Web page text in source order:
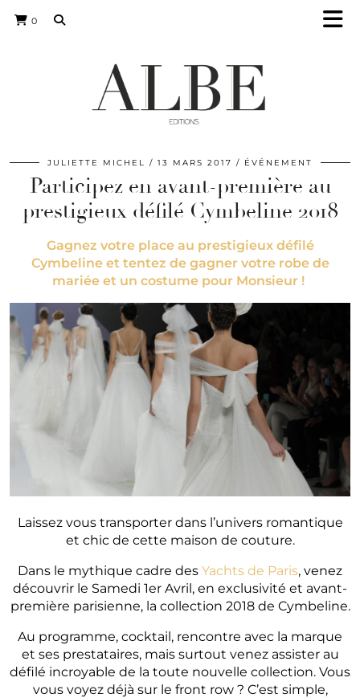
0
JULIETTE MICHEL 13 MARS 2017 ÉVÉNEMENT
Participez en avant-première au
prestigieux défilé Cymbeline 2018
Gagnez votre place au prestigieux défilé
Cymbeline et tentez de gagner votre robe de
mariée et un costume pour Monsieur !
Laissez vous transporter dans l’univers romantique
et chic de cette maison de couture.
Dans le mythique cadre des Yachts de Paris, venez
découvrir le Samedi 1er Avril, en exclusivité et avant-
première parisienne, la collection 2018 de Cymbeline.
Au programme, cocktail, rencontre avec la marque
et ses prestataires, mais surtout venez assister au
défilé incroyable de la toute nouvelle collection. Vous
vous voyez déjà sur le front row ? C’est simple,